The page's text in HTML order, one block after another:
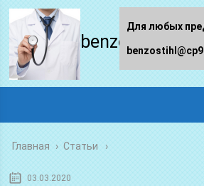
benzostihl.ru
Главная › Статьи
03.03.2020
Для любых